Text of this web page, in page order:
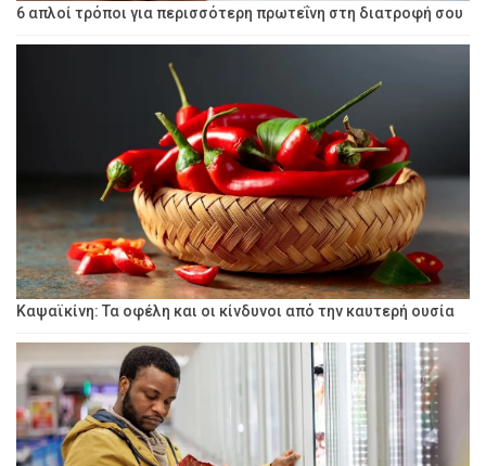
6 απλοί τρόποι για περισσότερη πρωτεΐνη στη διατροφή σου
Καψαϊκίνη: Τα οφέλη και οι κίνδυνοι από την καυτερή ουσία